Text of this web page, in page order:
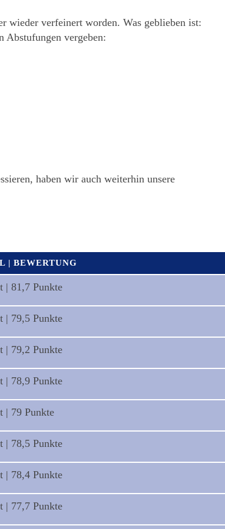
wieder verfeinert worden. Was geblieben ist:
Abstufungen vergeben:
haben wir auch weiterhin unsere
| BEWERTUNG
| 81,7 Punkte
| 79,5 Punkte
| 79,2 Punkte
| 78,9 Punkte
| 79 Punkte
| 78,5 Punkte
| 78,4 Punkte
| 77,7 Punkte